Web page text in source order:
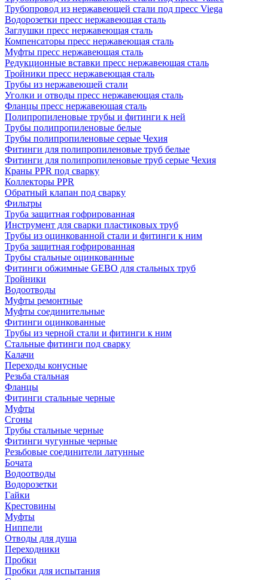
Трубопровод из нержавеющей стали под пресс Viega
Водорозетки пресс нержавеющая сталь
Заглушки пресс нержавеющая сталь
Компенсаторы пресс нержавеющая сталь
Муфты пресс нержавеющая сталь
Редукционные вставки пресс нержавеющая сталь
Тройники пресс нержавеющая сталь
Трубы из нержавеющей стали
Уголки и отводы пресс нержавеющая сталь
Фланцы пресс нержавеющая сталь
Полипропиленовые трубы и фитинги к ней
Трубы полипропиленовые белые
Трубы полипропиленовые серые Чехия
Фитинги для полипропиленовые труб белые
Фитинги для полипропиленовые труб серые Чехия
Краны PPR под сварку
Коллекторы PPR
Обратный клапан под сварку
Фильтры
Труба защитная гофрированная
Инструмент для сварки пластиковых труб
Трубы из оцинкованной стали и фитинги к ним
Труба защитная гофрированная
Трубы стальные оцинкованные
Фитинги обжимные GEBO для стальных труб
Тройники
Водоотводы
Муфты ремонтные
Муфты соединительные
Фитинги оцинкованные
Трубы из черной стали и фитинги к ним
Стальные фитинги под сварку
Калачи
Переходы конусные
Резьба стальная
Фланцы
Фитинги стальные черные
Муфты
Сгоны
Трубы стальные черные
Фитинги чугунные черные
Резьбовые соединители латунные
Бочата
Водоотводы
Водорозетки
Гайки
Крестовины
Муфты
Ниппели
Отводы для душа
Переходники
Пробки
Пробки для испытания